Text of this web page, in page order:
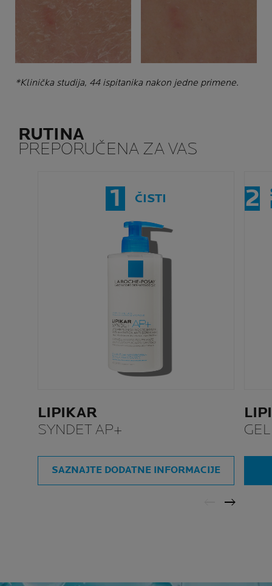
*Klinička studija, 44 ispitanika nakon jedne primene.
RUTINA
PREPORUČENA ZA VAS
1 ČISTI
LIPIKAR
SYNDET AP+
SAZNAJTE DODATNE INFORMACIJE
2